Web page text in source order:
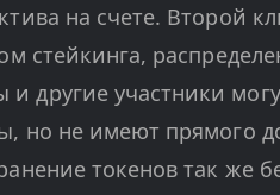
на счете. Второй
стейкинга,
другие участники
но не имеют прямого
токенов так же